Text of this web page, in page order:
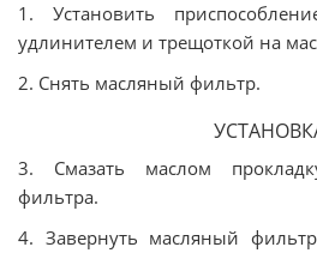
1. Установить
удлинителем и трещоткой на
2. Снять масляный фильтр.
3. Смазать маслом
фильтра.
4. Завернуть масляный